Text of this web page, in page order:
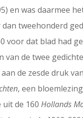
en was daarmee
dan tweehonderd
voor dat blad had
van de twee
de zesde druk van
, een
de 160 Hollands